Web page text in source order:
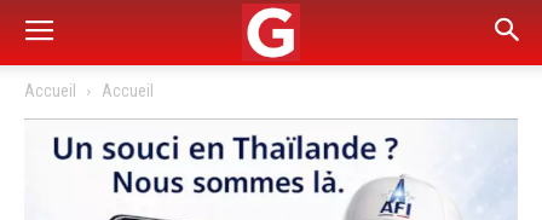
Accueil Accueil